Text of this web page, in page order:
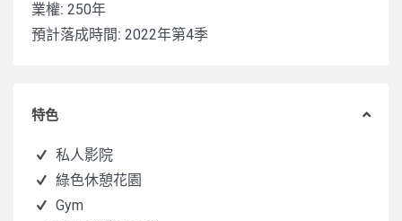
業權: 250年
預計落成時間: 2022年第4季
特色
私人影院
綠色休憩花園
Gym